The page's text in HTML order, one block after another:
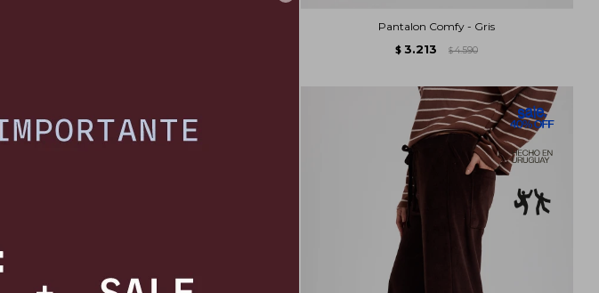
Pantalon Comfy - Gris
$ 3.213 $ 4.590